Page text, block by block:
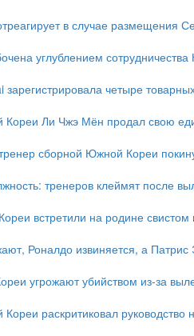
в случае размещения
углублением
четыре
Ли Чжэ Мён продал свою
сборной Южной Кореи
тренеров клеймят после
встретили на родине свистом
Роналдо извиняется, а
угрожают убийством из-за
раскритиковал